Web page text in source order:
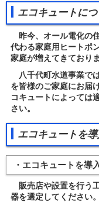
エコキュートに
昨今、オール電化の
代わる家庭用ヒートポ
家庭が増えてきておりま
八千代町水道事業で
を皆様のご家庭にお届
コキュートによっては
さい。
エコキュートを
・エコキュートを導
販売店や設置を行う
器を選定してください。